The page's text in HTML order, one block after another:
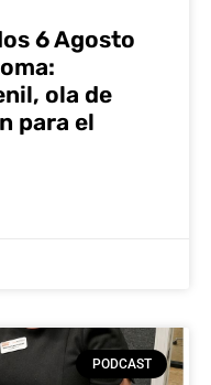
6 Agosto
ola de
para el
PODCAST